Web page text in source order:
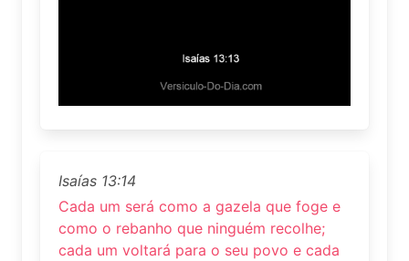
Isaías 13:14
Cada um será como a gazela que foge e
como o rebanho que ninguém recolhe;
cada um voltará para o seu povo e cada